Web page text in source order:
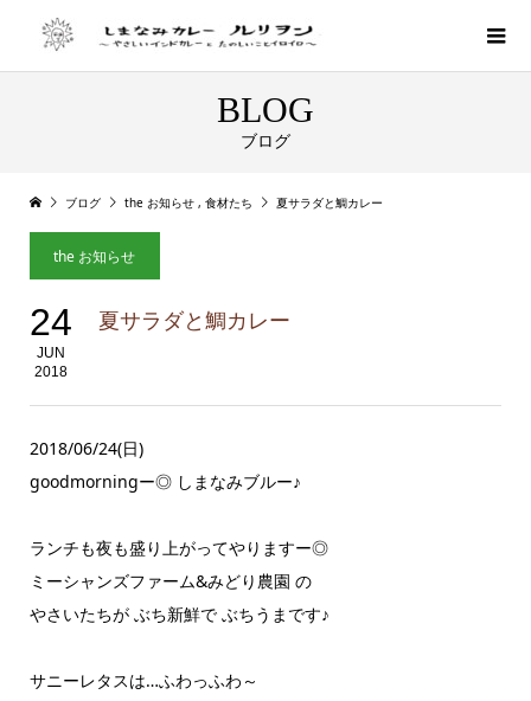
BLOG
ブログ
ブログ the お知らせ , 食材たち 夏サラダと鯛カレー
the お知らせ
24
JUN
2018
夏サラダと鯛カレー
2018/06/24(日)
goodmorningー◎ しまなみブルー♪
ランチも夜も盛り上がってやりますー◎
ミーシャンズファーム&みどり農園 の
やさいたちが ぶち新鮮で ぶちうまです♪
サニーレタスは…ふわっふわ～